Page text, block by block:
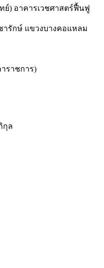
ย์) อาคารเวชศาสตร์ฟื้นฟู
ารักษ์ แขวงบางคอแหลม
าราชการ)
กุล